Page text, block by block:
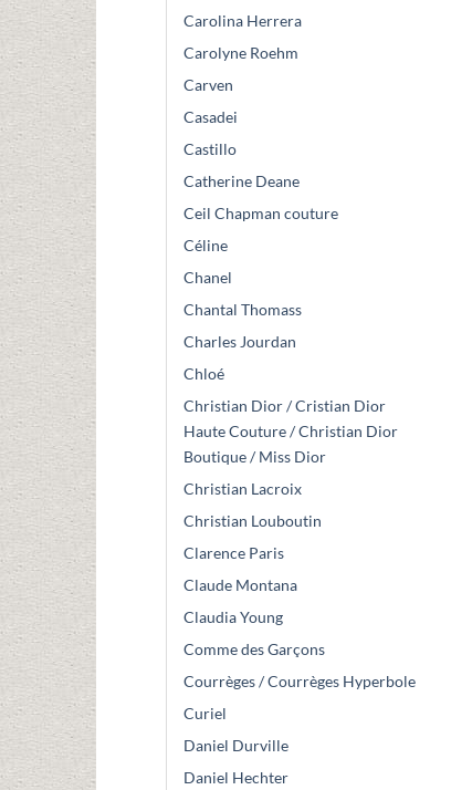
Carolina Herrera
Carolyne Roehm
Carven
Casadei
Castillo
Catherine Deane
Ceil Chapman couture
Céline
Chanel
Chantal Thomass
Charles Jourdan
Chloé
Christian Dior / Cristian Dior
Haute Couture / Christian Dior
Boutique / Miss Dior
Christian Lacroix
Christian Louboutin
Clarence Paris
Claude Montana
Claudia Young
Comme des Garçons
Courrèges / Courrèges Hyperbole
Curiel
Daniel Durville
Daniel Hechter